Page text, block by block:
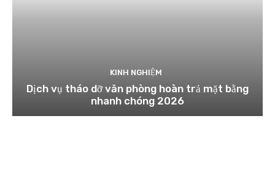
KINH NGHIỆM
Dịch vụ tháo dỡ văn phòng hoàn trả mặt bằng
nhanh chóng 2026